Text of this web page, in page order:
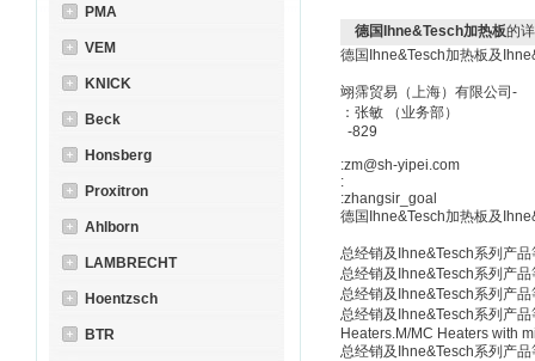
PMA
VEM
KNICK
Beck
Honsberg
Proxitron
Ahlborn
LAMBRECHT
Hoentzsch
BTR
德国Ihne&Tesch加热板的
德国Ihne&Tesch加热板及
翊霈贸易（上海）有限公司-
：张敏 （业务部）
-829
:zm@sh-yipei.com
:
:zhangsir_goal
德国Ihne&Tesch加热板及
总经销及Ihne&Tesch系列产
总经销及Ihne&Tesch系列产
总经销及Ihne&Tesch系列产
总经销及Ihne&Tesch系列产
Heaters.M/MC Heaters with
总经销及Ihne&Tesch系列产